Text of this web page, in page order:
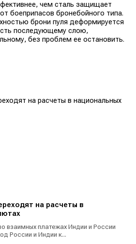
чем сталь защищает
боеприпасов бронебойного типа.
брони пуля деформируется
последующему слою,
без проблем ее остановить.
на расчеты в
взаимных платежах Индии и России
России и Индии к...